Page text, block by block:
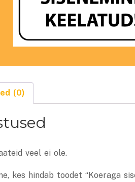
(0)
veel ei ole.
kes hindab toodet “Koeraga